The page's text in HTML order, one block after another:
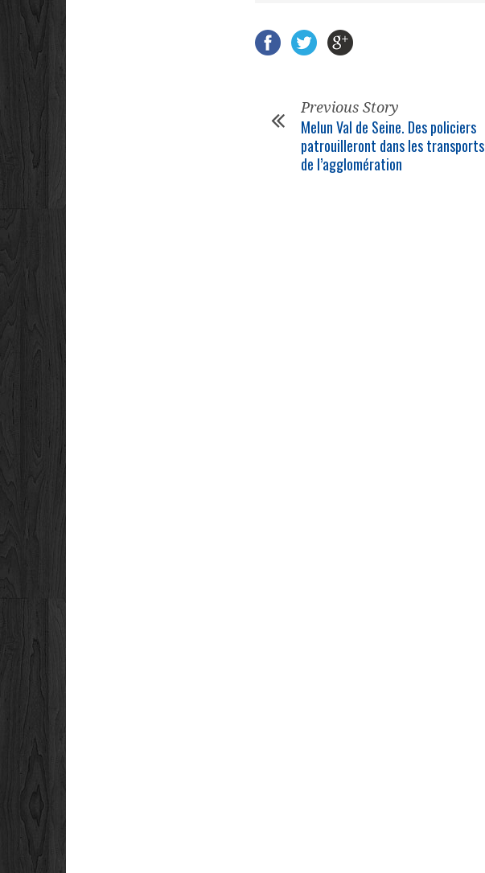
Previous Story
Melun Val de Seine. Des policiers
patrouilleront dans les transports
de l’agglomération